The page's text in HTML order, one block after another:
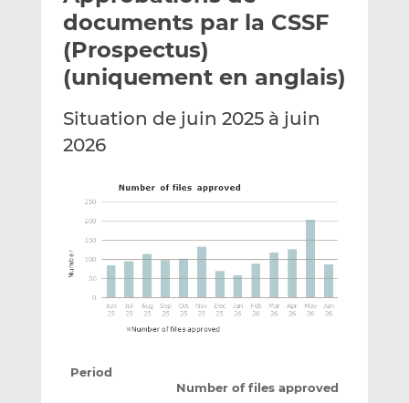
e
r
p
a
e
i
l
g
e
r
s
r
n
k
e
d
g
e
r
s
r
c
e
b
o
documents par la CSSF
(Prospectus)
(uniquement en anglais)
Situation de juin 2025 à juin
2026
Period
Number of files approved